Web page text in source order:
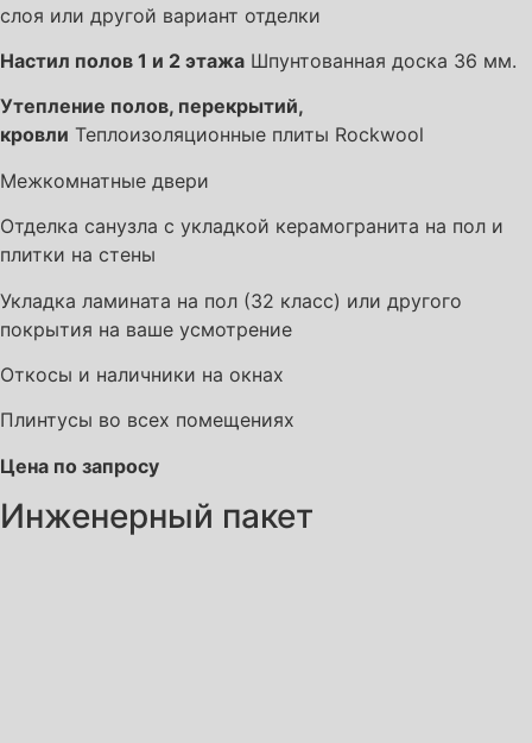
слоя или другой вариант отделки
Настил полов 1 и 2 этажа Шпунтованная доска 36 мм.
Утепление полов, перекрытий,
кровли Теплоизоляционные плиты Rockwool
Межкомнатные двери
Отделка санузла с укладкой керамогранита на пол и
плитки на стены
Укладка ламината на пол (32 класс) или другого
покрытия на ваше усмотрение
Откосы и наличники на окнах
Плинтусы во всех помещениях
Цена по запросу
Инженерный пакет